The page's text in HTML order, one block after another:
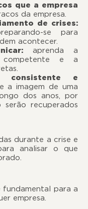
que a empresa
da empresa.
de crises:
se para
acontecer.
aprenda a
competente e a
consistente e
a imagem de uma
dos anos, por
serão recuperados
durante a crise e
analisar o que
fundamental para a
empresa.